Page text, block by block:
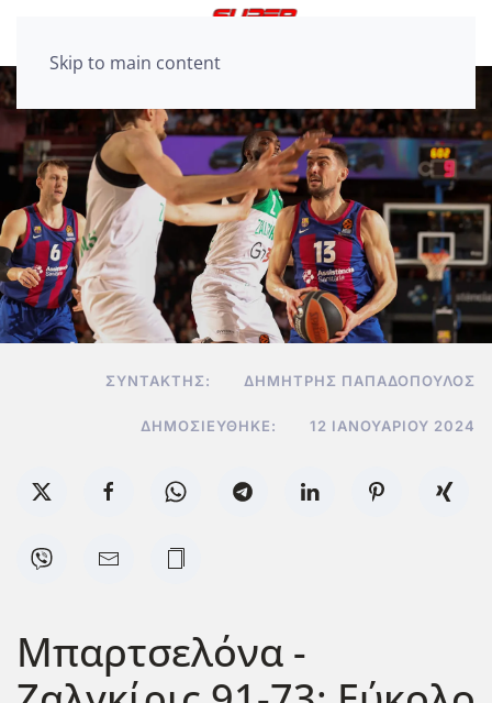
Skip to main content
ΣΥΝΤΆΚΤΗΣ: ΔΗΜΉΤΡΗΣ ΠΑΠΑΔΌΠΟΥΛΟΣ
ΔΗΜΟΣΙΕΎΘΗΚΕ: 12 ΙΑΝΟΥΑΡΊΟΥ 2024
Μπαρτσελόνα -